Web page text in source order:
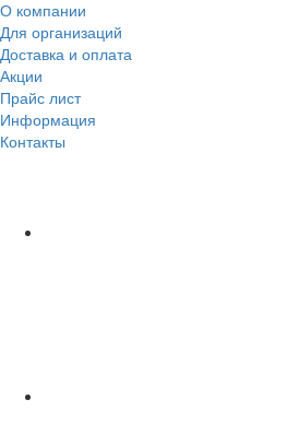
О компании
Для организаций
Доставка и оплата
Акции
Прайс лист
Информация
Контакты